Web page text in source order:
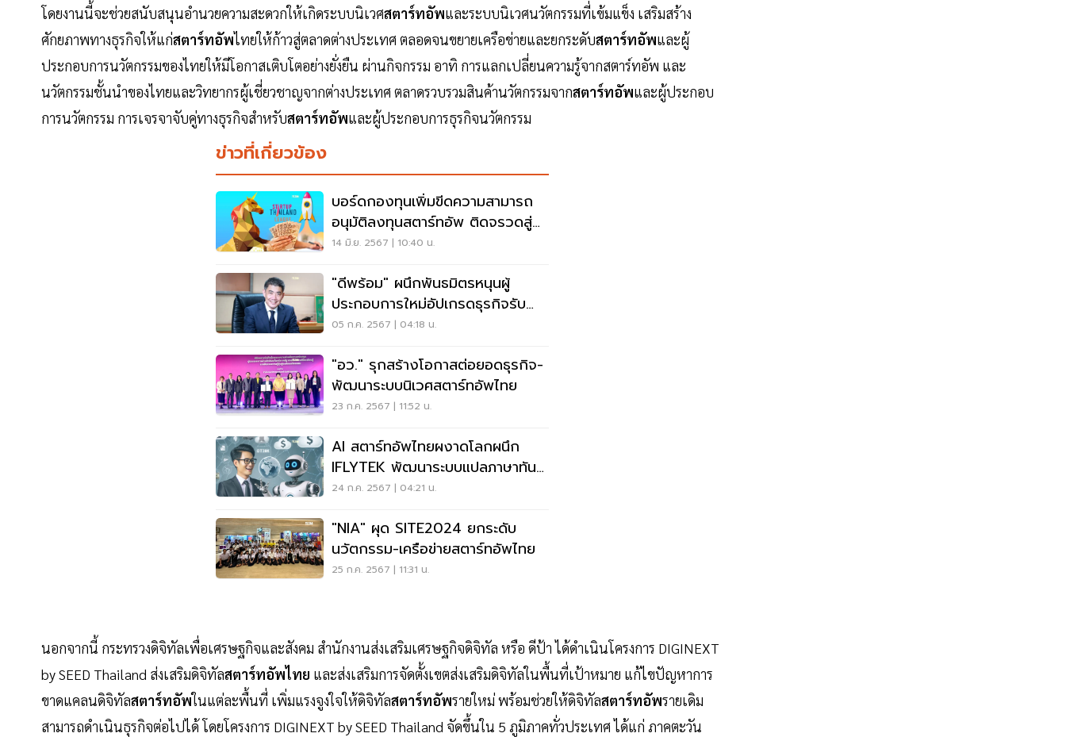
โดยงานนี้จะช่วยสนับสนุนอำนวยความสะดวกให้เกิดระบบนิเวศสตาร์ทอัพและระบบนิเวศนวัตกรรมที่เข้มแข็ง เสริมสร้าง
ศักยภาพทางธุรกิจให้แก่สตาร์ทอัพไทยให้ก้าวสู่ตลาดต่างประเทศ ตลอดจนขยายเครือข่ายและยกระดับสตาร์ทอัพและผู้
ประกอบการนวัตกรรมของไทยให้มีโอกาสเติบโตอย่างยั่งยืน ผ่านกิจกรรม อาทิ การแลกเปลี่ยนความรู้จากสตาร์ทอัพ และ
นวัตกรรมชั้นนำของไทยและวิทยากรผู้เชี่ยวชาญจากต่างประเทศ ตลาดรวบรวมสินค้านวัตกรรมจากสตาร์ทอัพและผู้ประกอบ
การนวัตกรรม การเจรจาจับคู่ทางธุรกิจสำหรับสตาร์ทอัพและผู้ประกอบการธุรกิจนวัตกรรม
ข่าวที่เกี่ยวข้อง
บอร์ดกองทุนเพิ่มขีดความสามารถ
อนุมัติลงทุนสตาร์ทอัพ ติดจรวดสู่ยู
นิคอร์น
14 มิ.ย. 2567 | 10:40 น.
"ดีพร้อม" ผนึกพันธมิตรหนุนผู้
ประกอบการใหม่อัปเกรดธุรกิจรับ
โลกเปลี่ยน
05 ก.ค. 2567 | 04:18 น.
"อว." รุกสร้างโอกาสต่อยอดธุรกิจ-
พัฒนาระบบนิเวศสตาร์ทอัพไทย
23 ก.ค. 2567 | 11:52 น.
AI สตาร์ทอัพไทยผงาดโลกผนึก
IFLYTEK พัฒนาระบบแปลภาษาทัน
สมัยสุด
24 ก.ค. 2567 | 04:21 น.
"NIA" ผุด SITE2024 ยกระดับ
นวัตกรรม-เครือข่ายสตาร์ทอัพไทย
25 ก.ค. 2567 | 11:31 น.
นอกจากนี้ กระทรวงดิจิทัลเพื่อเศรษฐกิจและสังคม สำนักงานส่งเสริมเศรษฐกิจดิจิทัล หรือ ดีป้า ได้ดำเนินโครงการ DIGINEXT
by SEED Thailand ส่งเสริมดิจิทัลสตาร์ทอัพไทย และส่งเสริมการจัดตั้งเขตส่งเสริมดิจิทัลในพื้นที่เป้าหมาย แก้ไขปัญหาการ
ขาดแคลนดิจิทัลสตาร์ทอัพในแต่ละพื้นที่ เพิ่มแรงจูงใจให้ดิจิทัลสตาร์ทอัพรายใหม่ พร้อมช่วยให้ดิจิทัลสตาร์ทอัพรายเดิม
สามารถดำเนินธุรกิจต่อไปได้ โดยโครงการ DIGINEXT by SEED Thailand จัดขึ้นใน 5 ภูมิภาคทั่วประเทศ ได้แก่ ภาคตะวัน